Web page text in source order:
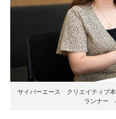
サイバーエース クリエイティブ
ランナー